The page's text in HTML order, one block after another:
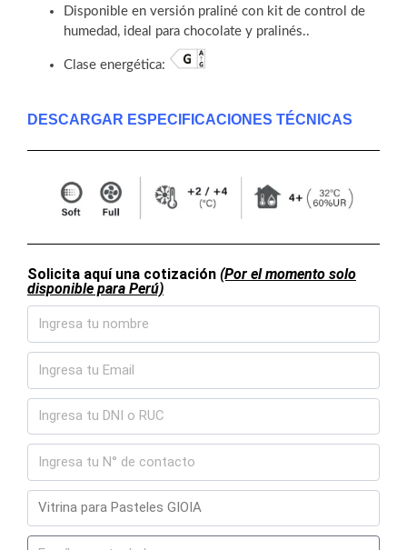
Disponible en versión praliné con kit de control de
humedad, ideal para chocolate y pralinés..
Clase energética:
DESCARGAR ESPECIFICACIONES TÉCNICAS
Solicita aquí una cotización (Por el momento solo
disponible para Perú)